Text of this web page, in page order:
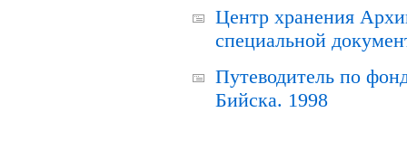
Центр хранения
специальной
Путеводитель по
Бийска. 1998